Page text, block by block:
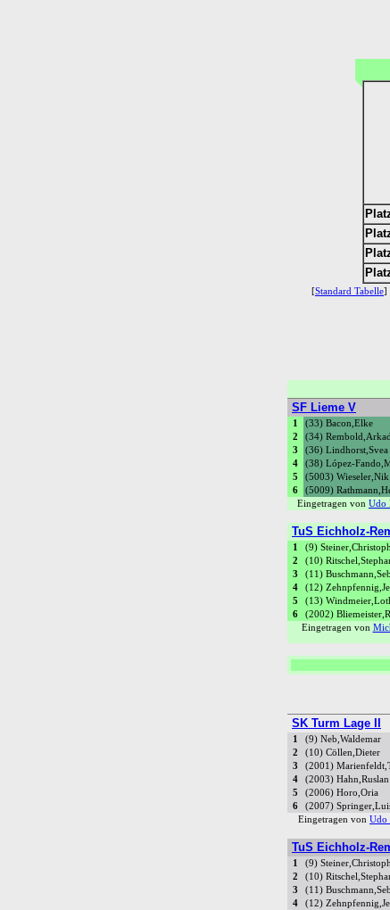
Standard Tabelle
SF Lieme V
1
(33) Bacon,Elke
2 (34)
3 (36) Lindhorst,Svea
4 (38) López-
5 (5003) Wieseler,Nik
6 (5009)
Eingetragen von Udo
TuS Eichholz-
1
(9)
2 (10)
3 (11)
4 (12)
5 (13)
6 (2002)
Eingetragen von
SK Turm Lage II
1
(9) Neb,Waldemar
2 (10) Cöllen,Dieter
3 (2001)
4 (2003) Hahn,Ruslan
5 (2006) Horo,Oria
6 (2007)
Eingetragen von Udo
TuS Eichholz-
1
(9)
2 (10)
3 (11)
4 (12)